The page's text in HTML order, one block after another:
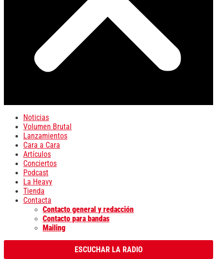
Noticias
Volumen Brutal
Lanzamientos
Cara a Cara
Artículos
Conciertos
Podcast
La Heavy
Tienda
Contacta
Contacto general y redacción
Contacto para bandas
Mailing
ESCUCHAR LA RADIO